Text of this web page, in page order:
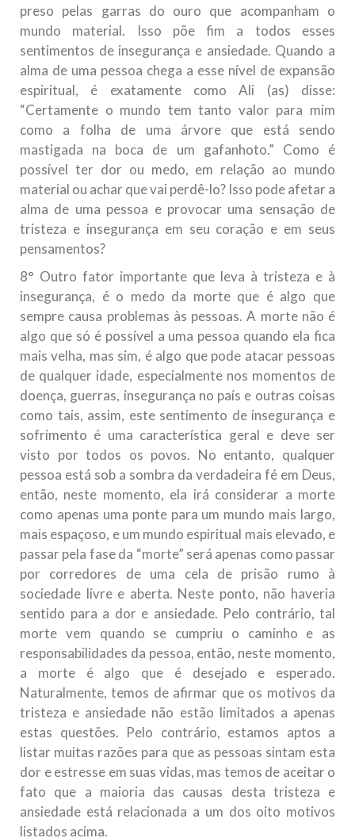
preso pelas garras do ouro que acompanham o
mundo material. Isso põe fim a todos esses
sentimentos de insegurança e ansiedade. Quando a
alma de uma pessoa chega a esse nível de expansão
espiritual, é exatamente como Ali (as) disse:
“Certamente o mundo tem tanto valor para mim
como a folha de uma árvore que está sendo
mastigada na boca de um gafanhoto.” Como é
possível ter dor ou medo, em relação ao mundo
material ou achar que vai perdê-lo? Isso pode afetar a
alma de uma pessoa e provocar uma sensação de
tristeza e insegurança em seu coração e em seus
pensamentos?
8° Outro fator importante que leva à tristeza e à
insegurança, é o medo da morte que é algo que
sempre causa problemas às pessoas. A morte não é
algo que só é possível a uma pessoa quando ela fica
mais velha, mas sim, é algo que pode atacar pessoas
de qualquer idade, especialmente nos momentos de
doença, guerras, insegurança no país e outras coisas
como tais, assim, este sentimento de insegurança e
sofrimento é uma característica geral e deve ser
visto por todos os povos. No entanto, qualquer
pessoa está sob a sombra da verdadeira fé em Deus,
então, neste momento, ela irá considerar a morte
como apenas uma ponte para um mundo mais largo,
mais espaçoso, e um mundo espiritual mais elevado, e
passar pela fase da “morte” será apenas como passar
por corredores de uma cela de prisão rumo à
sociedade livre e aberta. Neste ponto, não haveria
sentido para a dor e ansiedade. Pelo contrário, tal
morte vem quando se cumpriu o caminho e as
responsabilidades da pessoa, então, neste momento,
a morte é algo que é desejado e esperado.
Naturalmente, temos de afirmar que os motivos da
tristeza e ansiedade não estão limitados a apenas
estas questões. Pelo contrário, estamos aptos a
listar muitas razões para que as pessoas sintam esta
dor e estresse em suas vidas, mas temos de aceitar o
fato que a maioria das causas desta tristeza e
ansiedade está relacionada a um dos oito motivos
listados acima.